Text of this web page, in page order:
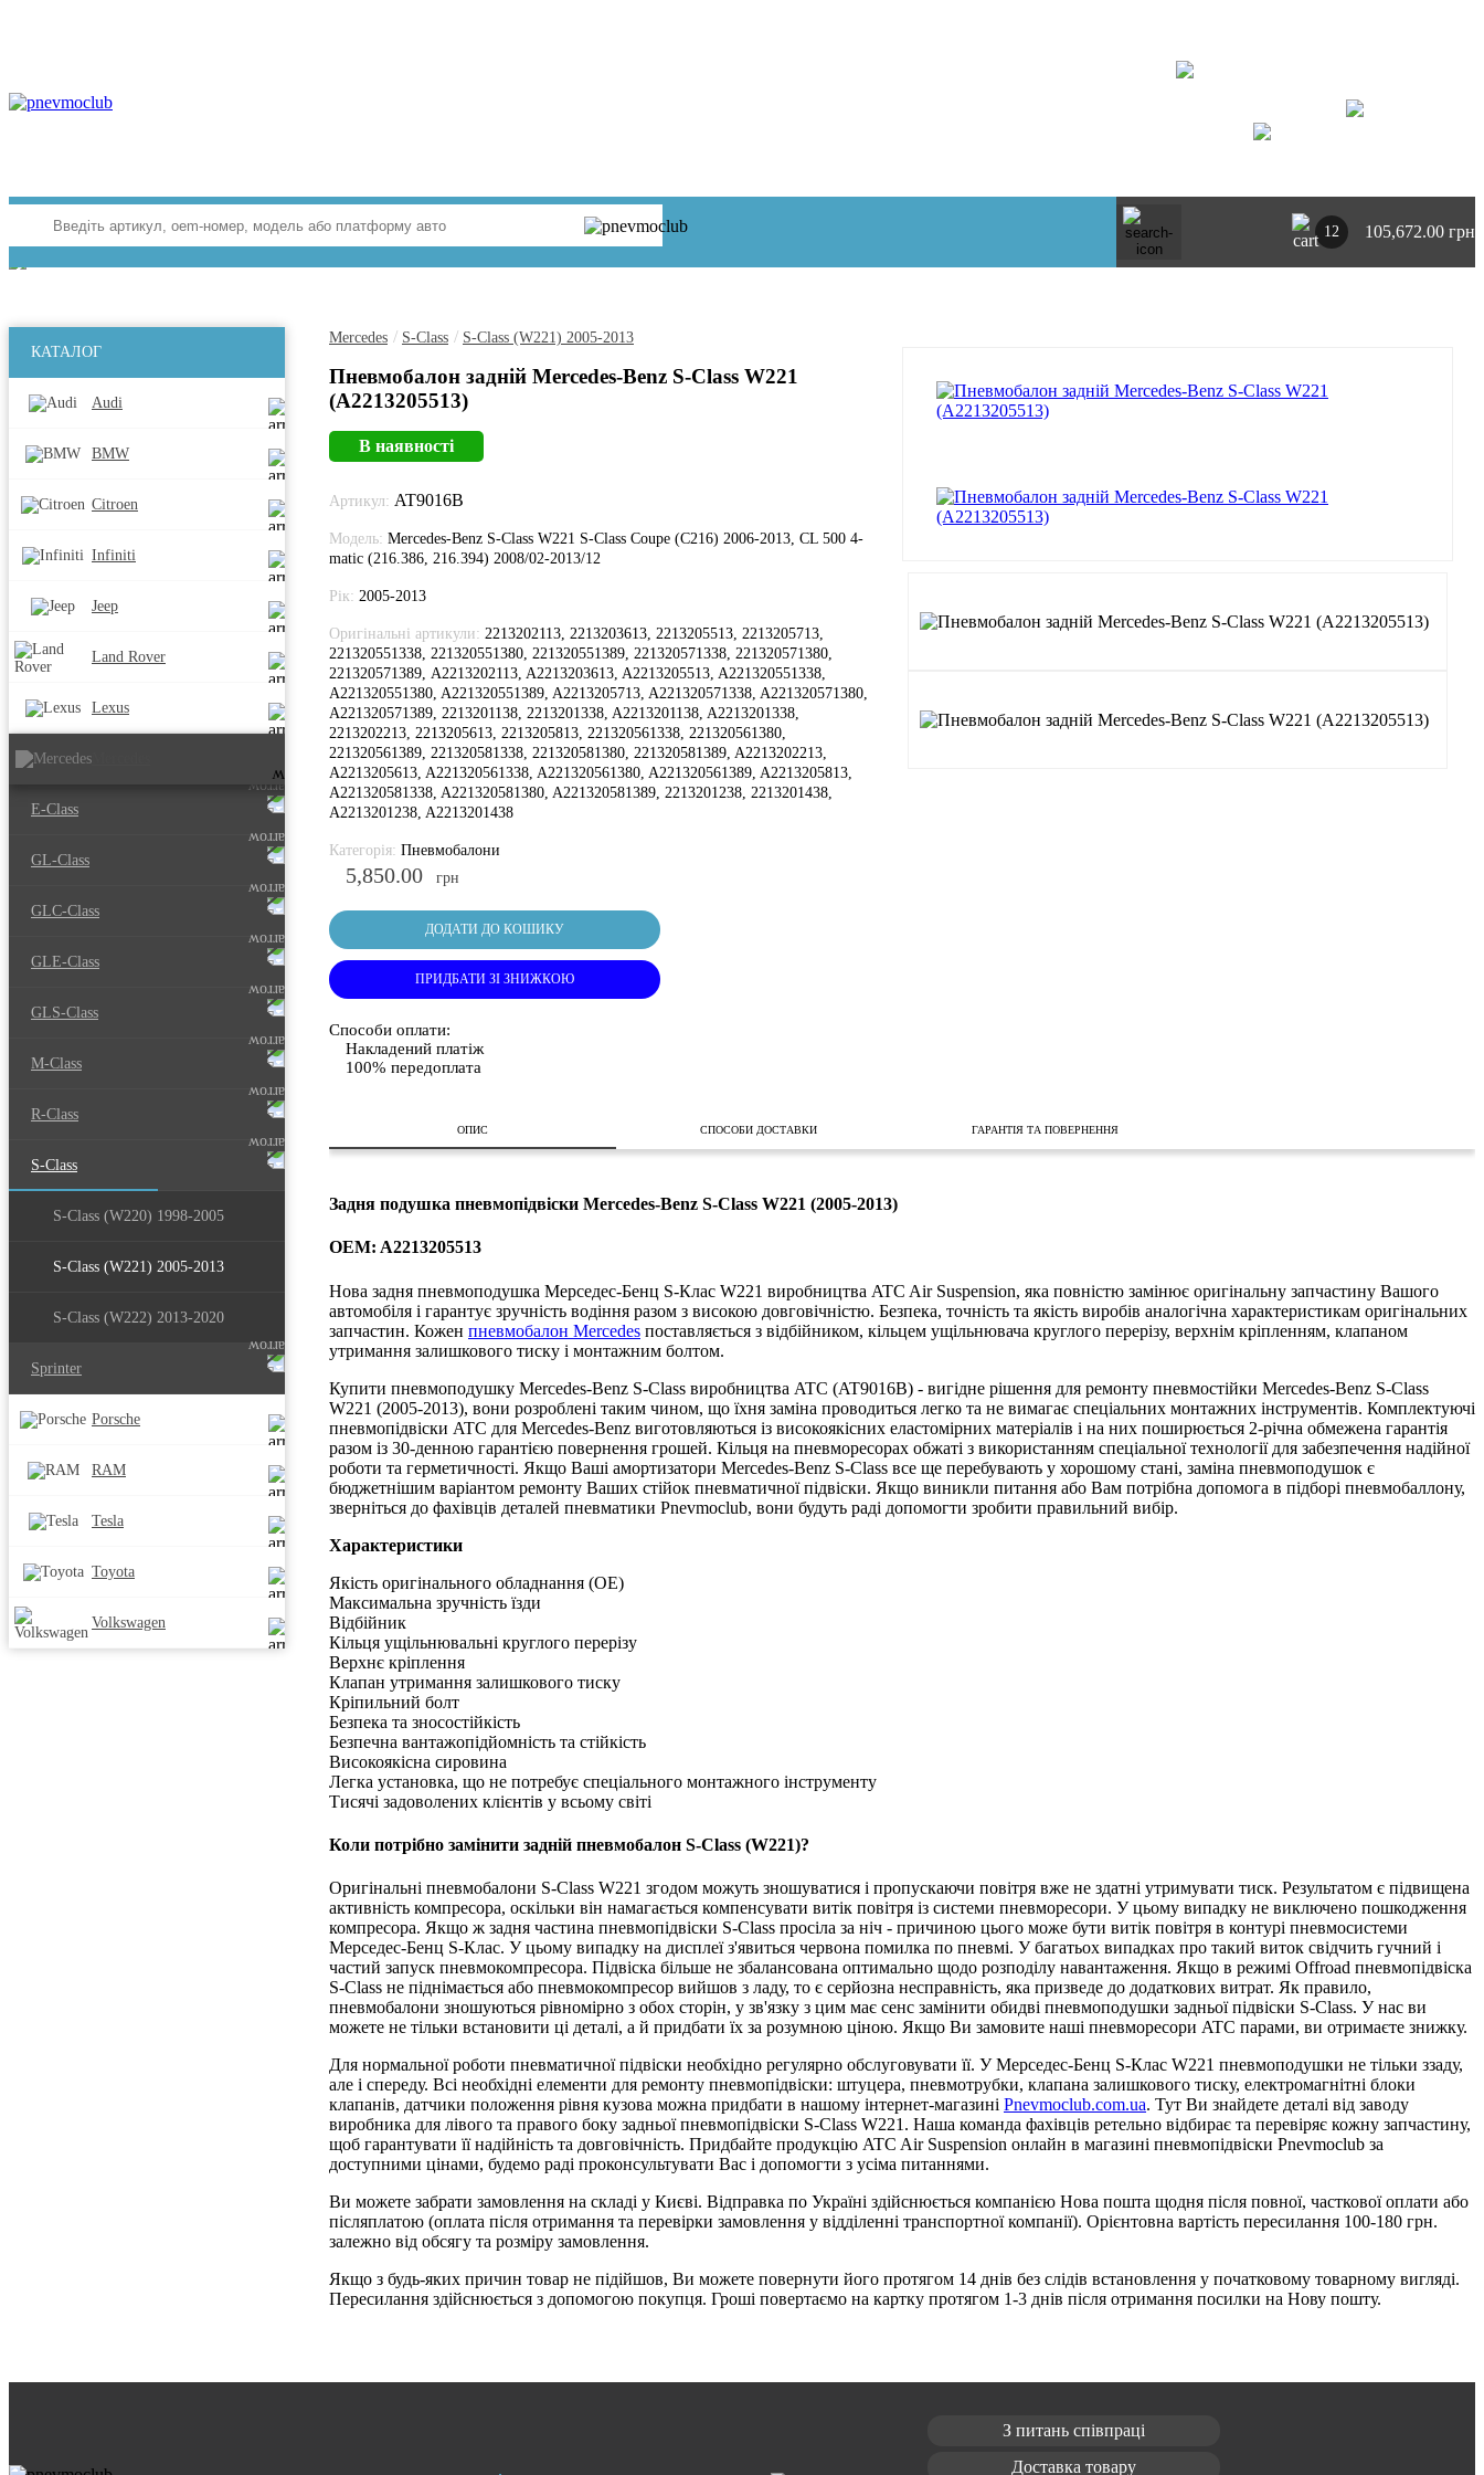
12 105,672.00 грн
КАТАЛОГ
Audi
BMW
Citroen
Infiniti
Jeep
Land Rover
Lexus
E-Class
GL-Class
GLC-Class
GLE-Class
GLS-Class
M-Class
R-Class
S-Class
S-Class (W220) 1998-2005
S-Class (W221) 2005-2013
S-Class (W222) 2013-2020
Sprinter
Porsche
RAM
Tesla
Toyota
Volkswagen
Mercedes / S-Class / S-Class (W221) 2005-2013
Пневмобалон задній Mercedes-Benz S-Class W221
(A2213205513)
В наявності
Артикул: AT9016B
Модель: Mercedes-Benz S-Class W221 S-Class Coupe (C216) 2006-2013, CL 500 4-
matic (216.386, 216.394) 2008/02-2013/12
Рік: 2005-2013
Оригінальні артикули: 2213202113, 2213203613, 2213205513, 2213205713,
221320551338, 221320551380, 221320551389, 221320571338, 221320571380,
221320571389, A2213202113, A2213203613, A2213205513, A221320551338,
A221320551380, A221320551389, A2213205713, A221320571338, A221320571380,
A221320571389, 2213201138, 2213201338, A2213201138, A2213201338,
2213202213, 2213205613, 2213205813, 221320561338, 221320561380,
221320561389, 221320581338, 221320581380, 221320581389, A2213202213,
A2213205613, A221320561338, A221320561380, A221320561389, A2213205813,
A221320581338, A221320581380, A221320581389, 2213201238, 2213201438,
A2213201238, A2213201438
Категорія: Пневмобалони
5,850.00 грн
ДОДАТИ ДО КОШИКУ
ПРИДБАТИ ЗІ ЗНИЖКОЮ
Способи оплати:
Накладений платіж
100% передоплата
ОПИС СПОСОБИ ДОСТАВКИ ГАРАНТІЯ ТА ПОВЕРНЕННЯ
Задня подушка пневмопідвіски Mercedes-Benz S-Class W221 (2005-2013)
OEM: A2213205513
Нова задня пневмоподушка Мерседес-Бенц S-Клас W221 виробництва ATC Air Suspension, яка повністю замінює оригінальну запчастину Вашого
автомобіля і гарантує зручність водіння разом з високою довговічністю. Безпека, точність та якість виробів аналогічна характеристикам оригінальних
запчастин. Кожен пневмобалон Mercedes поставляється з відбійником, кільцем ущільнювача круглого перерізу, верхнім кріпленням, клапаном
утримання залишкового тиску і монтажним болтом.
Купити пневмоподушку Mercedes-Benz S-Class виробництва ATC (AT9016B) - вигідне рішення для ремонту пневмостійки Mercedes-Benz S-Class
W221 (2005-2013), вони розроблені таким чином, що їхня заміна проводиться легко та не вимагає спеціальних монтажних інструментів. Комплектуючі
пневмопідвіски ATC для Mercedes-Benz виготовляються із високоякісних еластомірних матеріалів і на них поширюється 2-річна обмежена гарантія
разом із 30-денною гарантією повернення грошей. Кільця на пневморесорах обжаті з використанням спеціальної технології для забезпечення надійної
роботи та герметичності. Якщо Ваші амортизатори Mercedes-Benz S-Class все ще перебувають у хорошому стані, заміна пневмоподушок є
бюджетнішим варіантом ремонту Ваших стійок пневматичної підвіски. Якщо виникли питання або Вам потрібна допомога в підборі пневмобаллону,
зверніться до фахівців деталей пневматики Pnevmoclub, вони будуть раді допомогти зробити правильний вибір.
Характеристики
Якість оригінального обладнання (OE)
Максимальна зручність їзди
Відбійник
Кільця ущільнювальні круглого перерізу
Верхнє кріплення
Клапан утримання залишкового тиску
Кріпильний болт
Безпека та зносостійкість
Безпечна вантажопідйомність та стійкість
Високоякісна сировина
Легка установка, що не потребує спеціального монтажного інструменту
Тисячі задоволених клієнтів у всьому світі
Коли потрібно замінити задній пневмобалон S-Class (W221)?
Оригінальні пневмобалони S-Class W221 згодом можуть зношуватися і пропускаючи повітря вже не здатні утримувати тиск. Результатом є підвищена
активність компресора, оскільки він намагається компенсувати витік повітря із системи пневморесори. У цьому випадку не виключено пошкодження
компресора. Якщо ж задня частина пневмопідвіски S-Class просіла за ніч - причиною цього може бути витік повітря в контурі пневмосистеми
Мерседес-Бенц S-Клас. У цьому випадку на дисплеї з'явиться червона помилка по пневмі. У багатьох випадках про такий виток свідчить гучний і
частий запуск пневмокомпресора. Підвіска більше не збалансована оптимально щодо розподілу навантаження. Якщо в режимі Offroad пневмопідвіска
S-Class не піднімається або пневмокомпресор вийшов з ладу, то є серйозна несправність, яка призведе до додаткових витрат. Як правило,
пневмобалони зношуються рівномірно з обох сторін, у зв'язку з цим має сенс замінити обидві пневмоподушки задньої підвіски S-Class. У нас ви
можете не тільки встановити ці деталі, а й придбати їх за розумною ціною. Якщо Ви замовите наші пневморесори ATC парами, ви отримаєте знижку.
Для нормальної роботи пневматичної підвіски необхідно регулярно обслуговувати її. У Мерседес-Бенц S-Клас W221 пневмоподушки не тільки ззаду,
але і спереду. Всі необхідні елементи для ремонту пневмопідвіски: штуцера, пневмотрубки, клапана залишкового тиску, електромагнітні блоки
клапанів, датчики положення рівня кузова можна придбати в нашому інтернет-магазині Pnevmoclub.com.ua. Тут Ви знайдете деталі від заводу
виробника для лівого та правого боку задньої пневмопідвіски S-Class W221. Наша команда фахівців ретельно відбирає та перевіряє кожну запчастину,
щоб гарантувати її надійність та довговічність. Придбайте продукцію ATC Air Suspension онлайн в магазині пневмопідвіски Pnevmoclub за
доступними цінами, будемо раді проконсультувати Вас і допомогти з усіма питаннями.
Ви можете забрати замовлення на складі у Києві. Відправка по Україні здійснюється компанією Нова пошта щодня після повної, часткової оплати або
післяплатою (оплата після отримання та перевірки замовлення у відділенні транспортної компанії). Орієнтовна вартість пересилання 100-180 грн.
залежно від обсягу та розміру замовлення.
Якщо з будь-яких причин товар не підійшов, Ви можете повернути його протягом 14 днів без слідів встановлення у початковому товарному вигляді.
Пересилання здійснюється з допомогою покупця. Гроші повертаємо на картку протягом 1-3 днів після отримання посилки на Нову пошту.
З питань співпраці
Доставка товару